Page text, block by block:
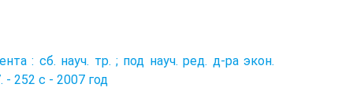
: сб. науч. тр. ; под науч. ред. д-ра экон.
- 252 с - 2007 год